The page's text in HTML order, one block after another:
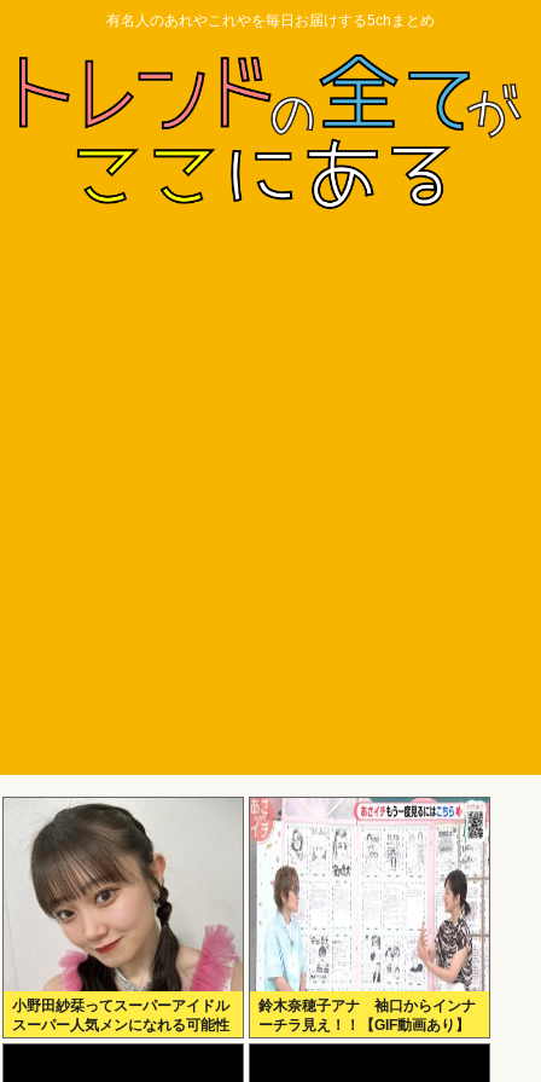
有名人のあれやこれやを毎日お届けする5chまとめ
小野田紗栞ってスーパーアイドル
スーパー人気メンになれる可能性
あったよな？
鈴木奈穂子アナ 袖口からインナ
ーチラ見え！！【GIF動画あり】